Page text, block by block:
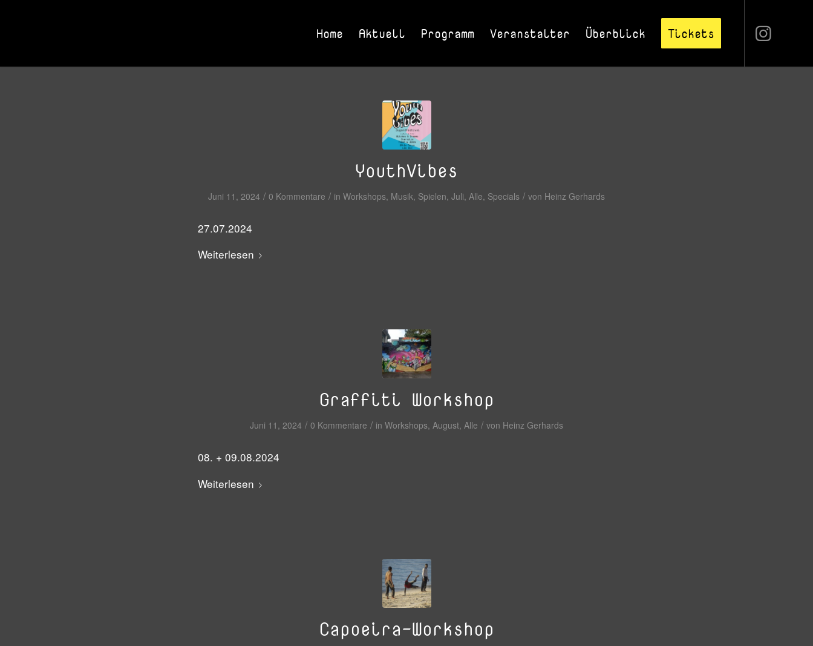
Home Aktuell Programm Veranstalter Überblick Tickets
YouthVibes
Juni 11, 2024 / 0 Kommentare / in Workshops, Musik, Spielen, Juli, Alle, Specials / von Heinz Gerhards
27.07.2024
Weiterlesen
Graffiti Workshop
Juni 11, 2024 / 0 Kommentare / in Workshops, August, Alle / von Heinz Gerhards
08. + 09.08.2024
Weiterlesen
Capoeira-Workshop